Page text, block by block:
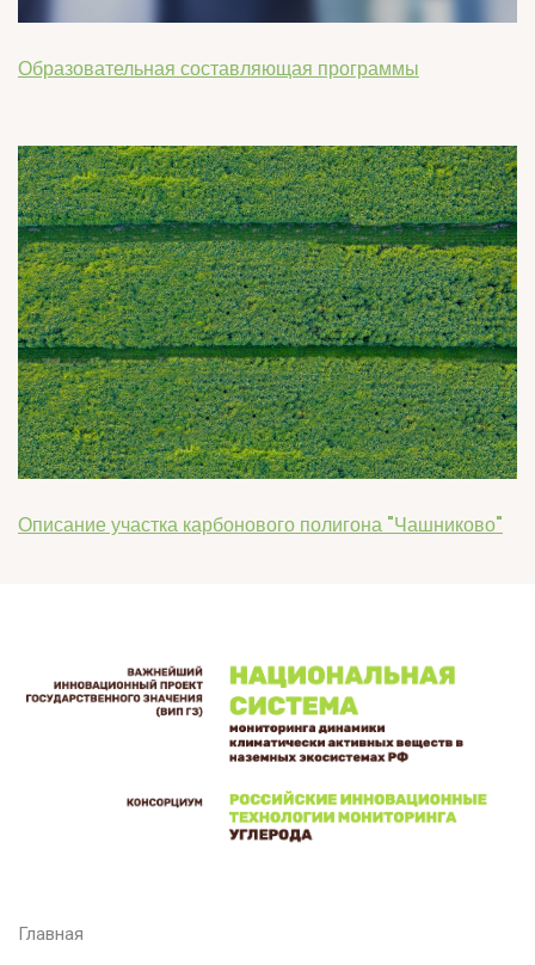
Образовательная составляющая программы
Описание участка карбонового полигона "Чашниково"
Главная